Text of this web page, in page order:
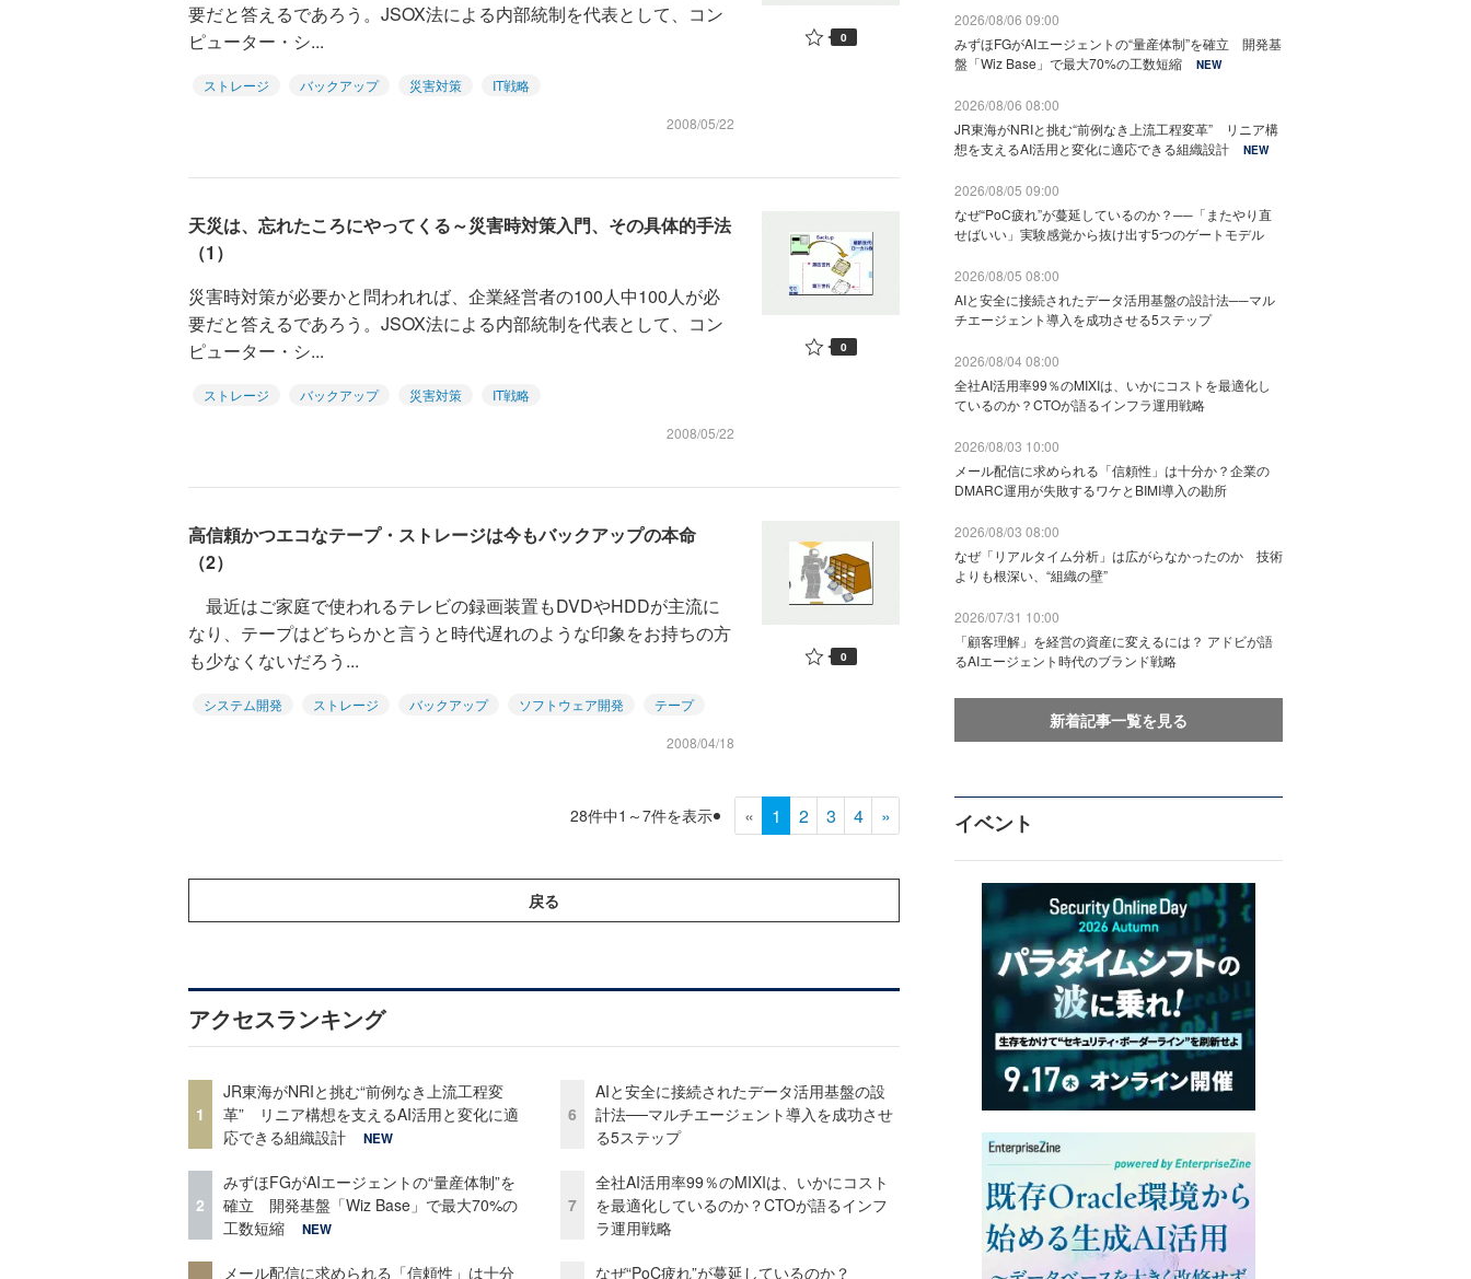
要だと答えるであろう。JSOX法による内部統制を代表として、コン
ピューター・シ...
ストレージ バックアップ 災害対策 IT戦略
2008/05/22
0
天災は、忘れたころにやってくる～災害時対策入門、その具体的手法
（1）
災害時対策が必要かと問われれば、企業経営者の100人中100人が必
要だと答えるであろう。JSOX法による内部統制を代表として、コン
ピューター・シ...
ストレージ バックアップ 災害対策 IT戦略
2008/05/22
0
高信頼かつエコなテープ・ストレージは今もバックアップの本命
（2）
最近はご家庭で使われるテレビの録画装置もDVDやHDDが主流に
なり、テープはどちらかと言うと時代遅れのような印象をお持ちの方
も少なくないだろう...
システム開発 ストレージ バックアップ ソフトウェア開発 テープ
2008/04/18
0
28件中1～7件を表示 « 1 2 3 4 »
戻る
アクセスランキング
1
JR東海がNRIと挑む“前例なき上流工程変
革” リニア構想を支えるAI活用と変化に適
応できる組織設計
NEW
2
みずほFGがAIエージェントの“量産体制”を
確立 開発基盤「Wiz Base」で最大70%の
工数短縮
NEW
メール配信に求められる「信頼性」は十分
6
AIと安全に接続されたデータ活用基盤の設
計法──マルチエージェント導入を成功させ
る5ステップ
7
全社AI活用率99％のMIXIは、いかにコスト
を最適化しているのか？CTOが語るインフ
ラ運用戦略
なぜ“PoC疲れ”が蔓延しているのか？
2026/08/06 09:00
みずほFGがAIエージェントの“量産体制”を確立 開発基
盤「Wiz Base」で最大70%の工数短縮
NEW
2026/08/06 08:00
JR東海がNRIと挑む“前例なき上流工程変革” リニア構
想を支えるAI活用と変化に適応できる組織設計
NEW
2026/08/05 09:00
なぜ“PoC疲れ”が蔓延しているのか？──「またやり直
せばいい」実験感覚から抜け出す5つのゲートモデル
2026/08/05 08:00
AIと安全に接続されたデータ活用基盤の設計法──マル
チエージェント導入を成功させる5ステップ
2026/08/04 08:00
全社AI活用率99％のMIXIは、いかにコストを最適化し
ているのか？CTOが語るインフラ運用戦略
2026/08/03 10:00
メール配信に求められる「信頼性」は十分か？企業の
DMARC運用が失敗するワケとBIMI導入の勘所
2026/08/03 08:00
なぜ「リアルタイム分析」は広がらなかったのか 技術
よりも根深い、“組織の壁”
2026/07/31 10:00
「顧客理解」を経営の資産に変えるには？ アドビが語
るAIエージェント時代のブランド戦略
新着記事一覧を見る
イベント